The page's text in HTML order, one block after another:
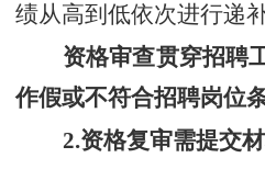
绩从高到低依次进行递补
资格审查贯穿招聘
作假或不符合招聘岗位
2.资格复审需提交材